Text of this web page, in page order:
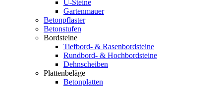
U-Steine
Gartenmauer
Betonpflaster
Betonstufen
Bordsteine
Tiefbord- & Rasenbordsteine
Rundbord- & Hochbordsteine
Dehnscheiben
Plattenbeläge
Betonplatten